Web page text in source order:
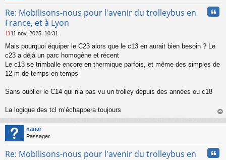
o
u
Re: Mobilisons-nous pour l'avenir du trolleybus en
France, et à Lyon
e
s
g
n
u
11 nov. 2025, 10:31
Mais pourquoi équiper le C23 alors que le c13 en aurait bien besoin ? Le
c23 a déjà un parc homogène et récent
Le c13 se trimballe encore en thermique parfois, et même des simples de
12 m de temps en temps
Sans oublier le C14 qui n’a pas vu un trolley depuis des années ou c18
La logique des tcl m’échappera toujours
au
nanar
Passager
Re: Mobilisons-nous pour l'avenir du trolleybus en